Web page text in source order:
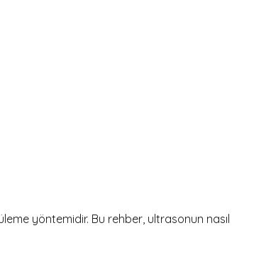
yöntemidir. Bu rehber, ultrasonun nasıl